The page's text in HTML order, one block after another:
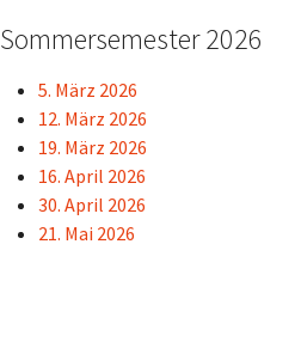
Sommersemester 2026
5. März 2026
12. März 2026
19. März 2026
16. April 2026
30. April 2026
21. Mai 2026